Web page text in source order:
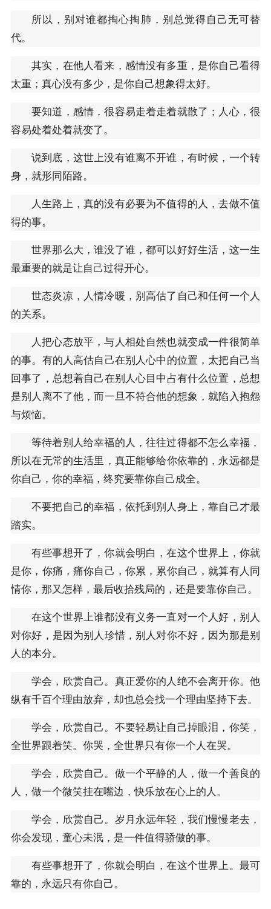
所以，别对谁都掏心掏肺，别总觉得自己无可替
代。
其实，在他人看来，感情没有多重，是你自己看得
太重；真心没有多少，是你自己想象得太好。
要知道，感情，很容易走着走着就散了；人心，很
容易处着处着就变了。
说到底，这世上没有谁离不开谁，有时候，一个转
身，就形同陌路。
人生路上，真的没有必要为不值得的人，去做不值
得的事。
世界那么大，谁没了谁，都可以好好生活，这一生
最重要的就是让自己过得开心。
世态炎凉，人情冷暖，别高估了自己和任何一个人
的关系。
人把心态放平，与人相处自然也就变成一件很简单
的事。有的人高估自己在别人心中的位置，太把自己当
回事了，总想着自己在别人心目中占有什么位置，总想
是别人离不了他，而一旦不符合他的想象，就陷入抱怨
与烦恼。
等待着别人给幸福的人，往往过得都不怎么幸福，
所以在无常的生活里，真正能够给你依靠的，永远都是
你自己，你的幸福，终究要靠你自己成全。
不要把自己的幸福，依托到别人身上，靠自己才最
踏实。
有些事想开了，你就会明白，在这个世界上，你就
是你，你痛，痛你自己，你累，累你自己，就算有人同
情你，那又怎样，最后收拾残局的，还是要靠你自己。
在这个世界上谁都没有义务一直对一个人好，别人
对你好，是因为别人珍惜，别人对你不好，因为那是别
人的本分。
学会，欣赏自己。真正爱你的人绝不会离开你。他
纵有千百个理由放弃，却也总会找一个理由坚持下去。
学会，欣赏自己。不要轻易让自己掉眼泪，你笑，
全世界跟着笑。你哭，全世界只有你一个人在哭。
学会，欣赏自己。做一个平静的人，做一个善良的
人，做一个微笑挂在嘴边，快乐放在心上的人。
学会，欣赏自己。岁月永远年轻，我们慢慢老去，
你会发现，童心未泯，是一件值得骄傲的事。
有些事想开了，你就会明白，在这个世界上。最可
靠的，永远只有你自己。